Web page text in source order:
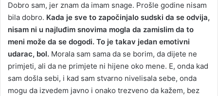
Dobro sam, jer znam da imam snage. Prošle godine nisam
bila dobro. Kada je sve to započinjalo sudski da se odvija,
nisam ni u najluđim snovima mogla da zamislim da to
meni može da se dogodi. To je takav jedan emotivni
udarac, bol. Morala sam sama da se borim, da dijete ne
primjeti, ali da ne primjete ni hijene oko mene. E, onda kad
sam došla sebi, i kad sam stvarno nivelisala sebe, onda
mogu da izvedem javno i onako trezveno da kažem, bez